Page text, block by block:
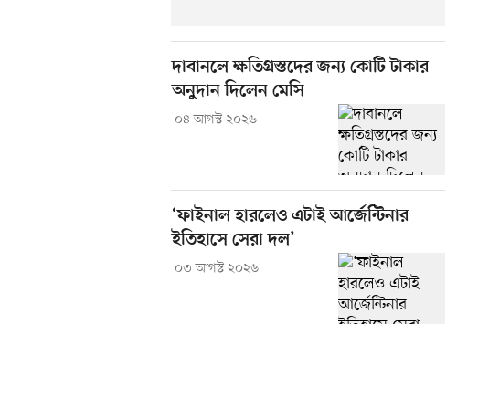
দাবানলে ক্ষতিগ্রস্তদের জন্য কোটি টাকার
অনুদান দিলেন মেসি
০৪ আগস্ট ২০২৬
‘ফাইনাল হারলেও এটাই আর্জেন্টিনার
ইতিহাসে সেরা দল’
০৩ আগস্ট ২০২৬